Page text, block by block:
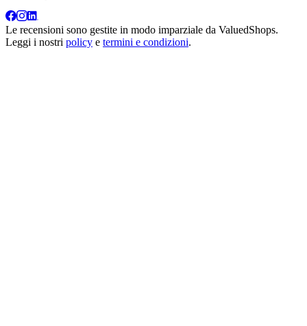
Le recensioni sono gestite in modo imparziale da ValuedShops.
Leggi i nostri policy e termini e condizioni.